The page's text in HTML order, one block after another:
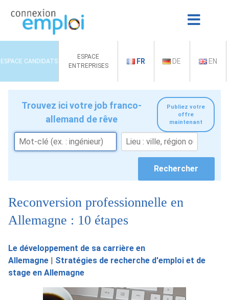
ESPACE CANDIDATS
ESPACE
ENTREPRISES
FR DE EN
Publiez votre
offre
maintenant
Trouvez ici votre job franco-
allemand de rêve
Reconversion professionnelle en
Allemagne : 10 étapes
Le développement de sa carrière en
Allemagne | Stratégies de recherche d'emploi et de
stage en Allemagne